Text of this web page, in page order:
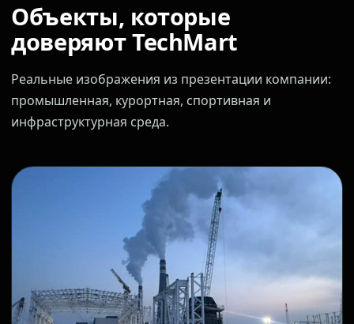
Объекты, которые
доверяют TechMart
Реальные изображения из презентации компании:
промышленная, курортная, спортивная и
инфраструктурная среда.